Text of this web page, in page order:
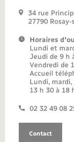
34 rue
27790
Horaires
Lundi et
Jeudi de 9 h
Vendredi de
Accueil
Lundi,
13 h 30 à 18
02 32 49 08
Contact